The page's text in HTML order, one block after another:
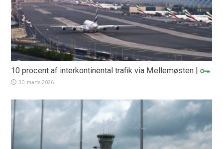
10 procent af interkontinental trafik via Mellemøsten |
30. marts 2026